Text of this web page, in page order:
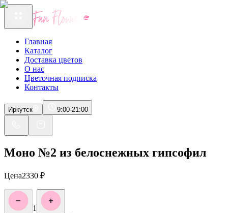
Главная
Каталог
Доставка цветов
О нас
Цветочная подписка
Контакты
Иркутск 9:00-21:00
Моно №2 из белоснежных гипсофил
Цена2330 ₽
1